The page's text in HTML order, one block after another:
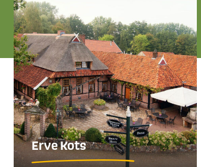
Erve Kots